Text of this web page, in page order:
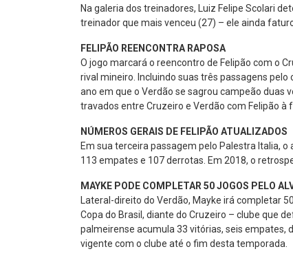
Na galeria dos treinadores, Luiz Felipe Scolari
treinador que mais venceu (27) – ele ainda
FELIPÃO REENCONTRA RAPOSA
O jogo marcará o reencontro de Felipão com o
rival mineiro. Incluindo suas três passagens
ano em que o Verdão se sagrou campeão duas
travados entre Cruzeiro e Verdão com Felipão à
NÚMEROS GERAIS DE FELIPÃO ATUALIZADOS
Em sua terceira passagem pelo Palestra Italia,
113 empates e 107 derrotas. Em 2018, o
MAYKE PODE COMPLETAR 50 JOGOS PELO
Lateral-direito do Verdão, Mayke irá completar
Copa do Brasil, diante do Cruzeiro – clube que
palmeirense acumula 33 vitórias, seis empates,
vigente com o clube até o fim desta temporada.